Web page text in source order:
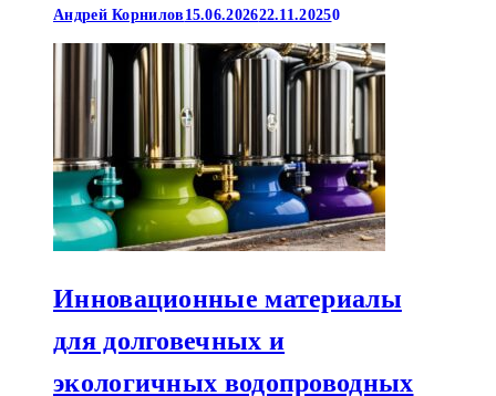
Андрей Корнилов 15.06.202622.11.20250
Инновационные материалы
для долговечных и
экологичных водопроводных